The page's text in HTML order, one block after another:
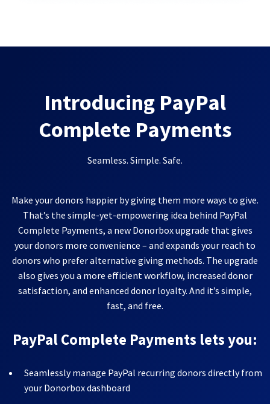
Introducing PayPal
Complete Payments
Seamless. Simple. Safe.
Make your donors happier by giving them more ways to give.
That’s the simple-yet-empowering idea behind PayPal
Complete Payments, a new Donorbox upgrade that gives
your donors more convenience – and expands your reach to
donors who prefer alternative giving methods. The upgrade
also gives you a more efficient workflow, increased donor
satisfaction, and enhanced donor loyalty. And it’s simple,
fast, and free.
PayPal Complete Payments lets you:
Seamlessly manage PayPal recurring donors directly from
your Donorbox dashboard